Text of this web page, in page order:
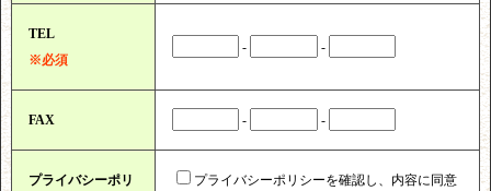
TEL
※必須
- -
FAX - -
プライバシーポリ
プライバシーポリシーを確認し、内容に同意